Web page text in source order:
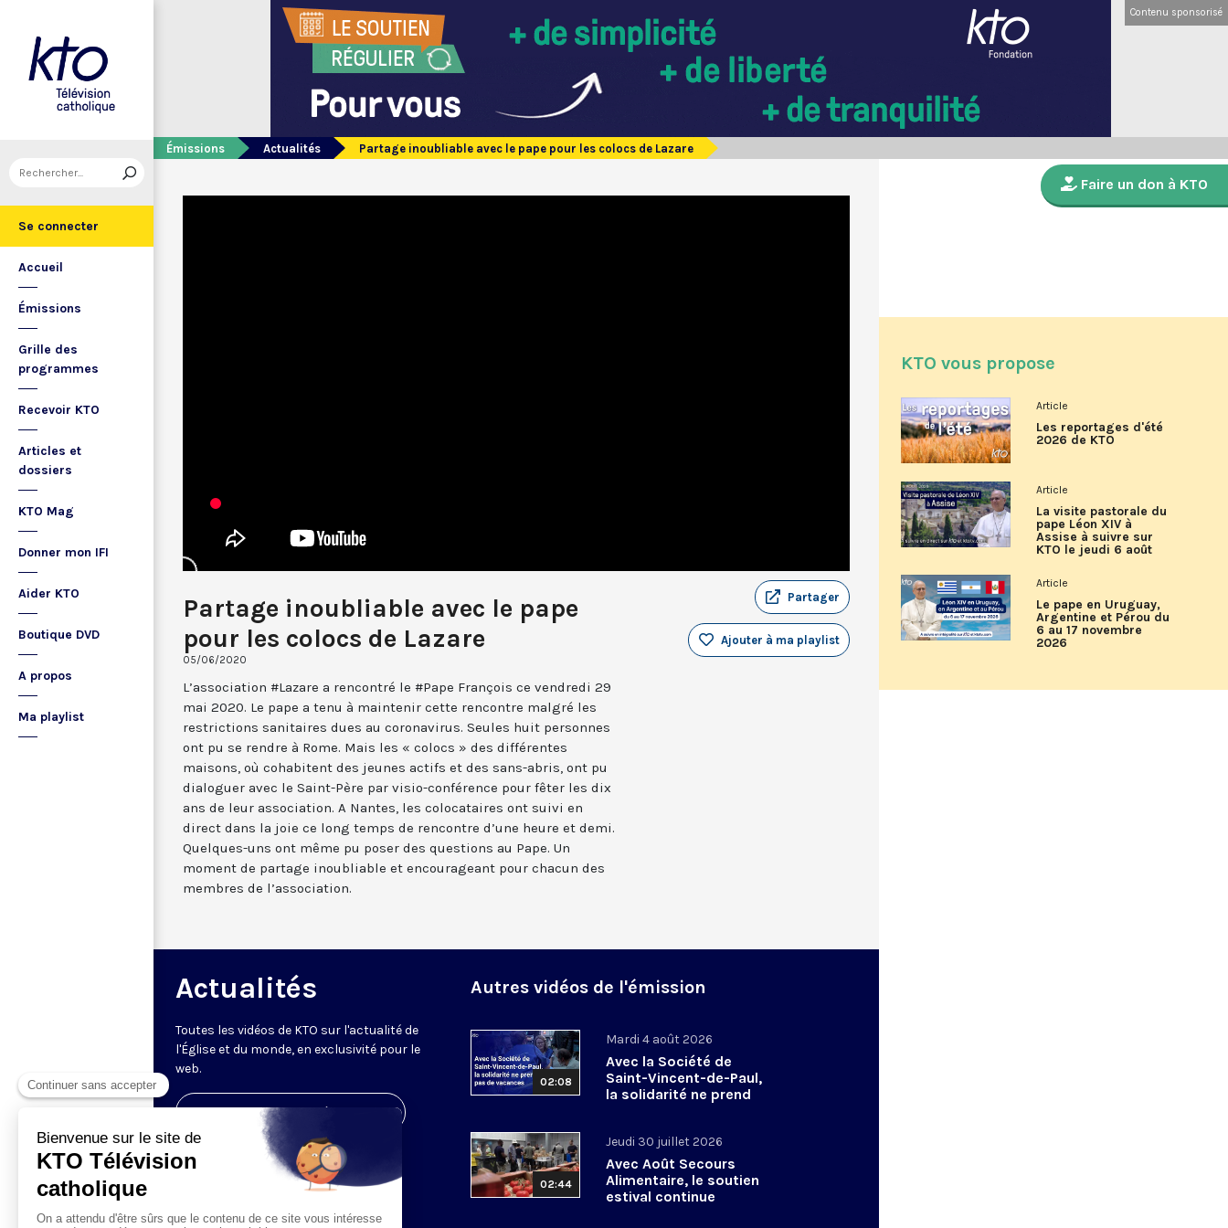
Se connecter
Accueil
Émissions
Grille des
programmes
Recevoir KTO
Articles et
dossiers
KTO Mag
Donner mon IFI
Aider KTO
Boutique DVD
A propos
Ma playlist
Contenu sponsorisé
Émissions Actualités Partage inoubliable avec le pape pour les colocs de Lazare
Partage inoubliable avec le pape
pour les colocs de Lazare
05/06/2020
Partager
Ajouter à ma playlist
L’association #Lazare a rencontré le #Pape François ce vendredi 29
mai 2020. Le pape a tenu à maintenir cette rencontre malgré les
restrictions sanitaires dues au coronavirus. Seules huit personnes
ont pu se rendre à Rome. Mais les « colocs » des différentes
maisons, où cohabitent des jeunes actifs et des sans-abris, ont pu
dialoguer avec le Saint-Père par visio-conférence pour fêter les dix
ans de leur association. A Nantes, les colocataires ont suivi en
direct dans la joie ce long temps de rencontre d’une heure et demi.
Quelques-uns ont même pu poser des questions au Pape. Un
moment de partage inoubliable et encourageant pour chacun des
membres de l’association.
Actualités
Toutes les vidéos de KTO sur l'actualité de
l'Église et du monde, en exclusivité pour le
web.
Visiter la page de l'émission
Autres vidéos de l'émission
02:08
Mardi 4 août 2026
Avec la Société de
Saint-Vincent-de-Paul,
la solidarité ne prend
02:44
Jeudi 30 juillet 2026
Avec Août Secours
Alimentaire, le soutien
estival continue
Faire un don à KTO
KTO vous propose
Article
Les reportages d'été
2026 de KTO
Article
La visite pastorale du
pape Léon XIV à
Assise à suivre sur
KTO le jeudi 6 août
Article
Le pape en Uruguay,
Argentine et Pérou du
6 au 17 novembre
2026